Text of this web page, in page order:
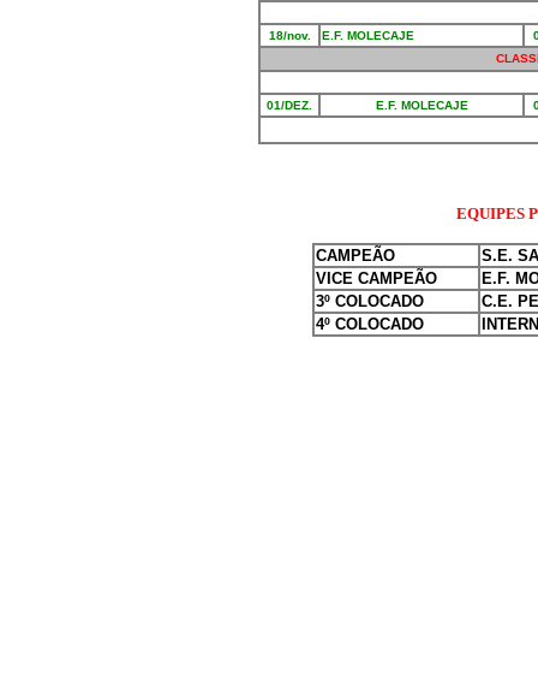
18/nov. E.F. MOLECAJE
01/DEZ. E.F. MOLECAJE
EQUIPES
CAMPEÃO
S.E.
VICE CAMPEÃO
E.F.
3º COLOCADO
C.E.
4º COLOCADO